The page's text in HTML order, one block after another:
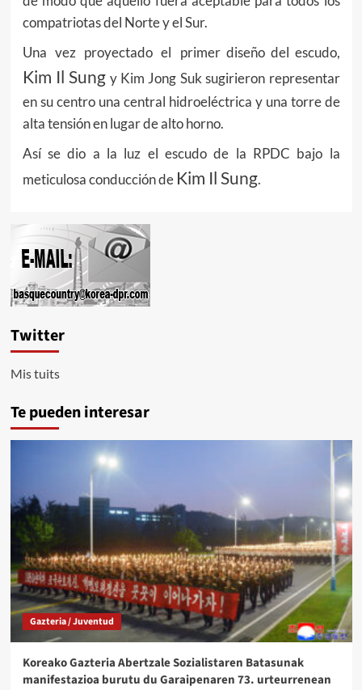
compatriotas del Norte y el Sur.
Una vez proyectado el primer diseño del escudo,
Kim Il Sung y Kim Jong Suk sugirieron representar
en su centro una central hidroeléctrica y una torre de
alta tensión en lugar de alto horno.
Así se dio a la luz el escudo de la RPDC bajo la
meticulosa conducción de Kim Il Sung.
Twitter
Mis tuits
Te pueden interesar
Gazteria / Juventud
Koreako Gazteria Abertzale Sozialistaren Batasunak
manifestazioa burutu du Garaipenaren 73. urteurrenean